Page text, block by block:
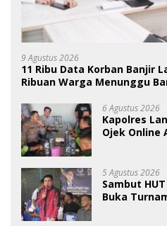
9 Agustus 2026
11 Ribu Data Korban Banjir
Ribuan Warga Menunggu
6 Agustus 2026
Kapolres
Ojek Online
5 Agustus 2026
Sambut
Buka